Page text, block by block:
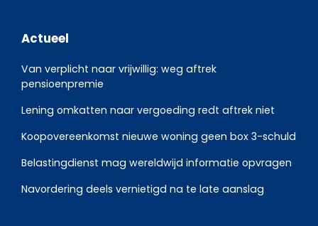
Actueel
Van verplicht naar vrijwillig: weg aftrek
pensioenpremie
Lening omkatten naar vergoeding redt aftrek niet
Koopovereenkomst nieuwe woning geen box 3-schuld
Belastingdienst mag wereldwijd informatie opvragen
Navordering deels vernietigd na te late aanslag